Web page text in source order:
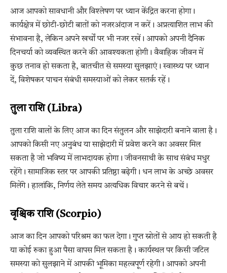
आज आपको सावधानी और विश्लेषण पर ध्यान केंद्रित करना होगा।
कार्यक्षेत्र में छोटी-छोटी बातों को नजरअंदाज न करें। अप्रत्याशित लाभ की
संभावना है, लेकिन अपने खर्चों पर भी नजर रखें। आपको अपनी दैनिक
दिनचर्या को व्यवस्थित करने की आवश्यकता होगी। वैवाहिक जीवन में
कुछ तनाव हो सकता है, बातचीत से समस्या सुलझाएं। स्वास्थ्य पर ध्यान
दें, विशेषकर पाचन संबंधी समस्याओं को लेकर सतर्क रहें।
तुला राशि (Libra)
तुला राशि वालों के लिए आज का दिन संतुलन और साझेदारी बनाने वाला है।
आपको किसी नए अनुबंध या साझेदारी में प्रवेश करने का अवसर मिल
सकता है जो भविष्य में लाभदायक होगा। जीवनसाथी के साथ संबंध मधुर
रहेंगे। सामाजिक स्तर पर आपकी प्रतिष्ठा बढ़ेगी। धन लाभ के अच्छे अवसर
मिलेंगे। हालांकि, निर्णय लेते समय अत्यधिक विचार करने से बचें।
वृश्चिक राशि (Scorpio)
आज का दिन आपको परिश्रम का फल देगा। गुप्त स्रोतों से आय हो सकती है
या कोई रुका हुआ पैसा वापस मिल सकता है। कार्यस्थल पर किसी जटिल
समस्या को सुलझाने में आपकी भूमिका महत्वपूर्ण रहेगी। आपको अपनी